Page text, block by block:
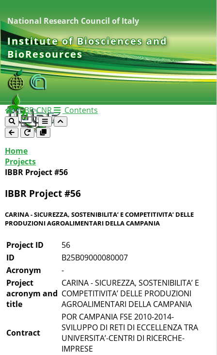
National Research Council of Italy
Institute of Biosciences and
BioResources
IBBR-CNR Contents
Home
Projects
IBBR Project #56
IBBR Project #56
CARINA - SICUREZZA, SOSTENIBILITA’ E COMPETITIVITA’ DELLE
PRODUZIONI AGROALIMENTARI DELLA CAMPANIA
Project ID
56
ID
B25B09000080007
Acronym
-
Project
acronym and
title
CARINA - SICUREZZA, SOSTENIBILITA’ E
COMPETITIVITA’ DELLE PRODUZIONI
AGROALIMENTARI DELLA CAMPANIA
Contract
POR CAMPANIA FSE 2010-2014-
SVILUPPO DI RETI DI ECCELLENZA TRA
UNIVERSITA’-CENTRI DI RICERCHE-
IMPRESE